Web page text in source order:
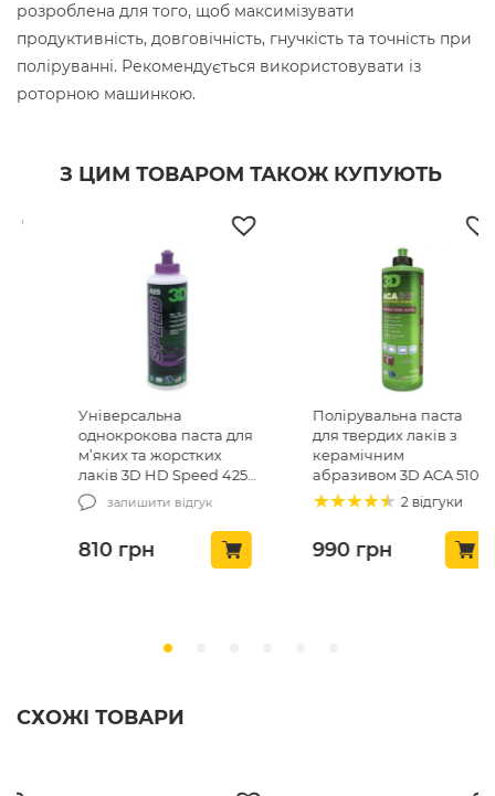
розроблена для того, щоб максимізувати
продуктивність, довговічність, гнучкість та точність при
поліруванні. Рекомендується використовувати із
роторною машинкою.
З ЦИМ ТОВАРОМ ТАКОЖ КУПУЮТЬ
Універсальна
однокрокова паста для
м’яких та жорстких
лаків 3D HD Speed 425
All-In-One 240 мл
(425OZ08)
залишити відгук
810грн
Полірувальна паста
для твердих лаків з
керамічним
абразивом 3D ACA 510
Rubbing Comound
2 відгуки
990грн
СХОЖІ ТОВАРИ